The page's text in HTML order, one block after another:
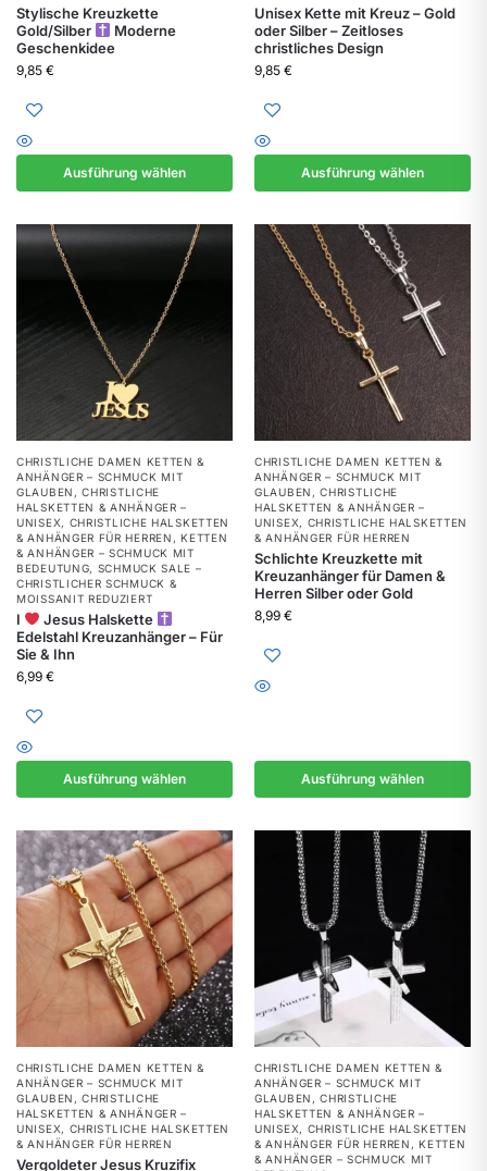
Stylische Kreuzkette
Gold/Silber
Moderne
Geschenkidee
9,85 €
Ausführung wählen
Unisex Kette mit Kreuz – Gold
oder Silber – Zeitloses
christliches Design
9,85 €
Ausführung wählen
CHRISTLICHE DAMEN KETTEN &
ANHÄNGER – SCHMUCK MIT
GLAUBEN ,CHRISTLICHE
HALSKETTEN & ANHÄNGER –
UNISEX, CHRISTLICHE HALSKETTEN
& ANHÄNGER FÜR HERREN ,KETTEN
& ANHÄNGER – SCHMUCK MIT
BEDEUTUNG, SCHMUCK SALE –
CHRISTLICHER SCHMUCK &
MOISSANIT REDUZIERT
I
Jesus Halskette
Edelstahl Kreuzanhänger – Für
Sie & Ihn
6,99 €
Ausführung wählen
CHRISTLICHE DAMEN KETTEN &
ANHÄNGER – SCHMUCK MIT
GLAUBEN ,CHRISTLICHE
HALSKETTEN & ANHÄNGER –
UNISEX, CHRISTLICHE HALSKETTEN
& ANHÄNGER FÜR HERREN
Schlichte Kreuzkette mit
Kreuzanhänger für Damen &
Herren Silber oder Gold
8,99 €
Ausführung wählen
CHRISTLICHE DAMEN KETTEN &
ANHÄNGER – SCHMUCK MIT
GLAUBEN ,CHRISTLICHE
HALSKETTEN & ANHÄNGER –
UNISEX, CHRISTLICHE HALSKETTEN
& ANHÄNGER FÜR HERREN
Vergoldeter Jesus Kruzifix
CHRISTLICHE DAMEN KETTEN &
ANHÄNGER – SCHMUCK MIT
GLAUBEN ,CHRISTLICHE
HALSKETTEN & ANHÄNGER –
UNISEX, CHRISTLICHE HALSKETTEN
& ANHÄNGER FÜR HERREN ,KETTEN
& ANHÄNGER – SCHMUCK MIT